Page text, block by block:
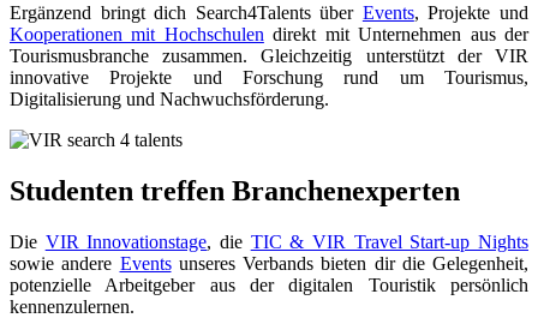
Ergänzend bringt dich Search4Talents über Events, Projekte und
Kooperationen mit Hochschulen direkt mit Unternehmen aus der
Tourismusbranche zusammen. Gleichzeitig unterstützt der VIR
innovative Projekte und Forschung rund um Tourismus,
Digitalisierung und Nachwuchsförderung.
Studenten treffen Branchenexperten
Die VIR Innovationstage, die TIC & VIR Travel Start-up Nights
sowie andere Eventsunseres Verbands bieten dir die Gelegenheit,
potenzielle Arbeitgeber aus der digitalen Touristik persönlich
kennenzulernen.